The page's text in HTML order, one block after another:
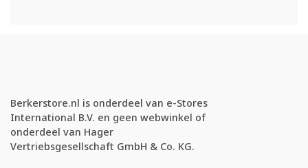
Berkerstore.nl is onderdeel van e-Stores
International B.V. en geen webwinkel of
onderdeel van Hager
Vertriebsgesellschaft GmbH & Co. KG.